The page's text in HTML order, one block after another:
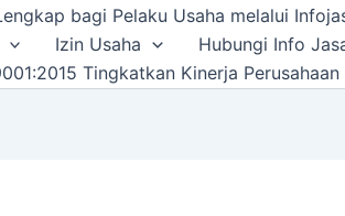
bagi Pelaku Usaha melalui
Izin Usaha
Hubungi Info
Tingkatkan Kinerja Perusahaan